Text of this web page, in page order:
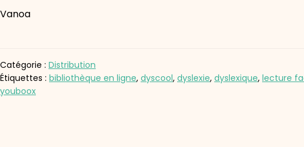
Vanoa
Catégorie : Distribution
Étiquettes : bibliothèque en ligne, dyscool, dyslexie, dyslexique, lecture
youboox